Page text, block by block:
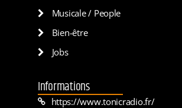
Musicale / People
Bien-être
Jobs
Informations
https://www.tonicradio.fr/